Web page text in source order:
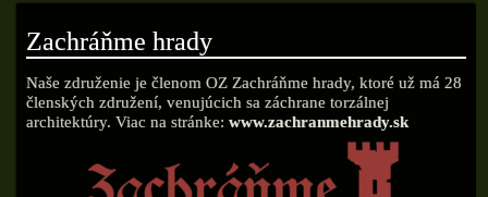
Zachráňme hrady
Naše združenie je členom OZ Zachráňme hrady, ktoré už má 28
členských združení, venujúcich sa záchrane torzálnej
architektúry. Viac na stránke: www.zachranmehrady.sk